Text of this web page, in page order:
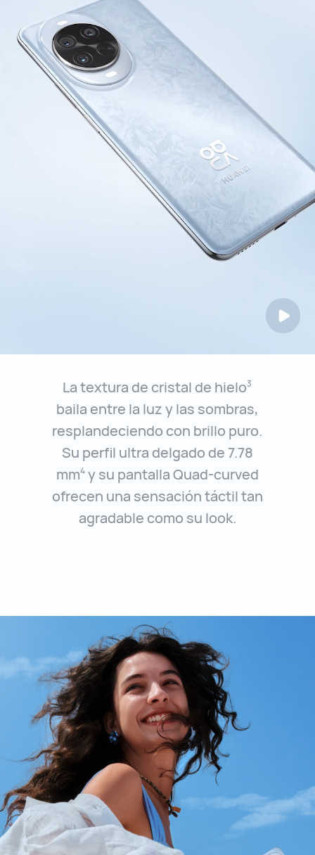
La textura de cristal de hielo3
baila entre la luz y las sombras,
resplandeciendo con brillo puro.
Su perfil ultra delgado de 7.78
mm4y su pantalla Quad-curved
ofrecen una sensación táctil tan
agradable como su look.